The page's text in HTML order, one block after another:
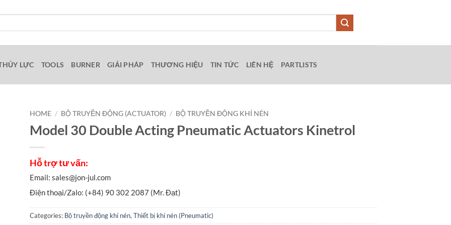
LỰC TOOLS BURNER GIẢI PHÁP THƯƠNG HIỆU TIN TỨC LIÊN HỆ PARTLISTS
HOME / BỘ TRUYỀN ĐỘNG (ACTUATOR) / BỘ TRUYỀN ĐỘNG KHÍ NÉN
Model 30 Double Acting Pneumatic Actuators Kinetrol
Categories: Bộ truyền động khí nén, Thiết bị khí nén (Pneumatic)